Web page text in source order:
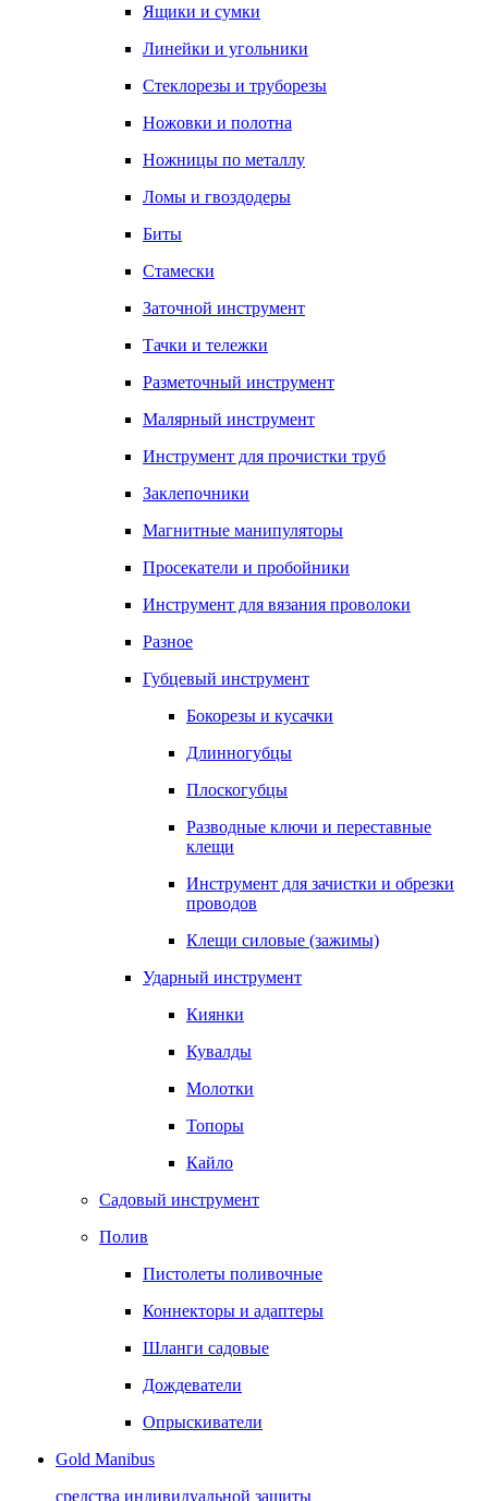
Ящики и сумки
Линейки и угольники
Стеклорезы и труборезы
Ножовки и полотна
Ножницы по металлу
Ломы и гвоздодеры
Биты
Стамески
Заточной инструмент
Тачки и тележки
Разметочный инструмент
Малярный инструмент
Инструмент для прочистки труб
Заклепочники
Магнитные манипуляторы
Просекатели и пробойники
Инструмент для вязания проволоки
Разное
Губцевый инструмент
Бокорезы и кусачки
Длинногубцы
Плоскогубцы
Разводные ключи и переставные
клещи
Инструмент для зачистки и обрезки
проводов
Клещи силовые (зажимы)
Ударный инструмент
Киянки
Кувалды
Молотки
Топоры
Кайло
Садовый инструмент
Полив
Пистолеты поливочные
Коннекторы и адаптеры
Шланги садовые
Дождеватели
Опрыскиватели
Gold Manibus
средства индивидуальной защиты